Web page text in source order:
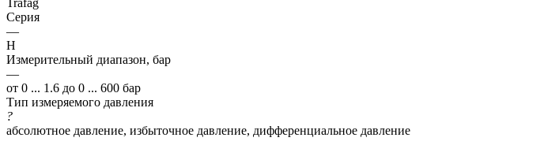
Trafag
Серия
—
H
Измерительный диапазон, бар
—
от 0 ... 1.6 до 0 ... 600 бар
Тип измеряемого давления
?
абсолютное давление, избыточное давление, дифференциальное давление